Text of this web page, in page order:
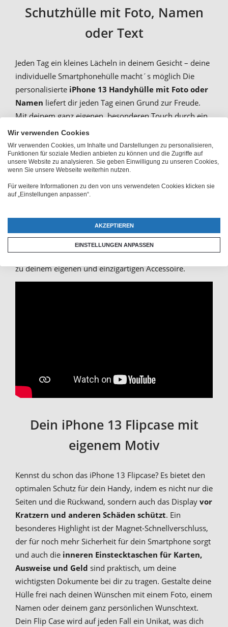
Schutzhülle mit Foto, Namen
oder Text
Jeden Tag ein kleines Lächeln in deinem Gesicht – deine
individuelle Smartphonehülle macht´s möglich Die
personalisierte iPhone 13 Handyhülle mit Foto oder
Namen liefert dir jeden Tag einen Grund zur Freude.
Mit deinem ganz eigenen, besonderen Touch durch ein
eigenes Foto, einem Namen oder einem Text erinnert
sie dich immer wieder an besondere Momente oder
deine Lieblingsmenschen. Bei PhotoFancy sind deiner
Kreativität keine Grenzen gesetzt.
Das beliebte Hard Case aus Kunststoff und der
glänzen zu lassen. Wenn du dein Motiv auch über die
Seiten hinweg drucken lassen möchtest, eignet sich die
Rundum-Druck-Option. Deine iPhone 13 Hülle wird
zu deinem eigenen und einzigartigen Accessoire.
Dein iPhone 13 Flipcase mit
eigenem Motiv
Kennst du schon das iPhone 13 Flipcase? Es bietet den
optimalen Schutz für dein Handy, indem es nicht nur die
Seiten und die Rückwand, sondern auch das Display vor
Kratzern und anderen Schäden schützt. Ein
besonderes Highlight ist der Magnet-Schnellverschluss,
der für noch mehr Sicherheit für dein Smartphone sorgt
und auch die inneren Einstecktaschen für Karten,
Ausweise und Geld sind praktisch, um deine
wichtigsten Dokumente bei dir zu tragen. Gestalte deine
Hülle frei nach deinen Wünschen mit einem Foto, einem
Namen oder deinem ganz persönlichen Wunschtext.
Dein Flip Case wird auf jeden Fall ein Unikat, was dich
Wir verwenden Cookies
Wir verwenden Cookies, um Inhalte und Darstellungen zu personalisieren,
Funktionen für soziale Medien anbieten zu können und die Zugriffe auf
unsere Website zu analysieren. Sie geben Einwilligung zu unseren Cookies,
wenn Sie unsere Webseite weiterhin nutzen.
Für weitere Informationen zu den von uns verwendeten Cookies klicken sie
auf „Einstellungen anpassen“.
AKZEPTIEREN
EINSTELLUNGEN ANPASSEN